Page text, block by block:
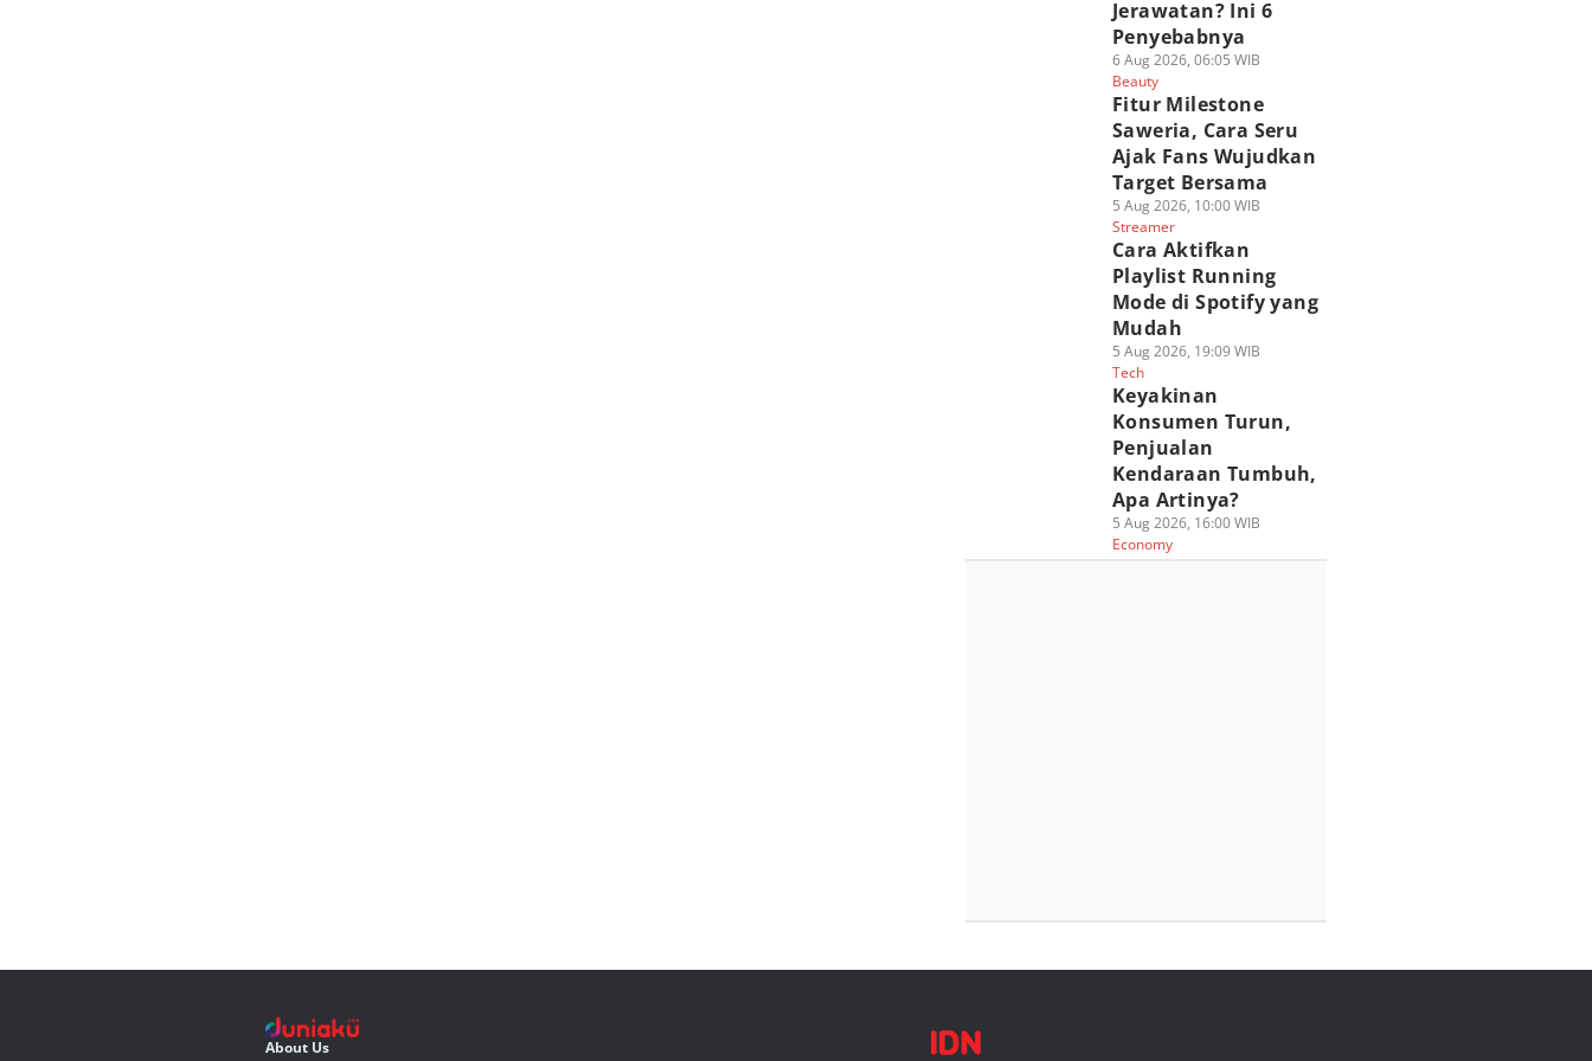
Jerawatan? Ini 6
Penyebabnya
6 Aug 2026, 06:05 WIB
Beauty
Fitur Milestone
Saweria, Cara Seru
Ajak Fans Wujudkan
Target Bersama
5 Aug 2026, 10:00 WIB
Streamer
Cara Aktifkan
Playlist Running
Mode di Spotify yang
Mudah
5 Aug 2026, 19:09 WIB
Tech
Keyakinan
Konsumen Turun,
Penjualan
Kendaraan Tumbuh,
Apa Artinya?
5 Aug 2026, 16:00 WIB
Economy
About Us